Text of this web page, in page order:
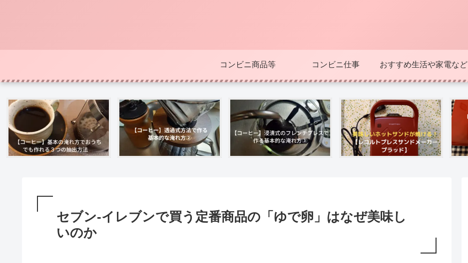
コンビニ商品等 コンビニ仕事 おすすめ生活や家電など
セブン-イレブンで買う定番商品の「ゆで卵」はなぜ美味し
いのか